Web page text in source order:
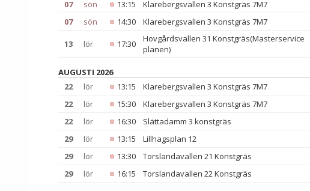
07
sön 13:15 Klarebergsvallen 3 Konstgräs 7M7
07
sön 14:30 Klarebergsvallen 3 Konstgräs 7M7
13 lör 17:30 Hovgårdsvallen 31 Konstgräs(Masterservice
planen)
AUGUSTI 2026
22
lör 13:15 Klarebergsvallen 3 Konstgräs 7M7
22
lör 15:30 Klarebergsvallen 3 Konstgräs 7M7
22
lör 16:30 Slättadamm 3 konstgräs
29
lör 13:15 Lillhagsplan 12
29
lör 13:30 Torslandavallen 21 Konstgräs
29
lör 16:15 Torslandavallen 22 Konstgräs